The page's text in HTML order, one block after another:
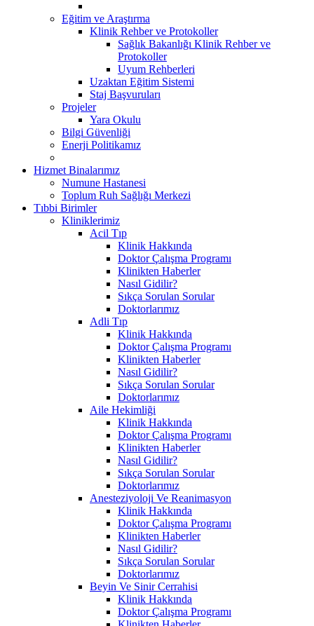
Eğitim ve Araştırma
Klinik Rehber ve Protokoller
Sağlık Bakanlığı Klinik Rehber ve
Protokoller
Uyum Rehberleri
Uzaktan Eğitim Sistemi
Staj Başvuruları
Projeler
Yara Okulu
Bilgi Güvenliği
Enerji Politikamız
Hizmet Binalarımız
Numune Hastanesi
Toplum Ruh Sağlığı Merkezi
Tıbbi Birimler
Kliniklerimiz
Acil Tıp
Klinik Hakkında
Doktor Çalışma Programı
Klinikten Haberler
Nasıl Gidilir?
Sıkça Sorulan Sorular
Doktorlarımız
Adli Tıp
Klinik Hakkında
Doktor Çalışma Programı
Klinikten Haberler
Nasıl Gidilir?
Sıkça Sorulan Sorular
Doktorlarımız
Aile Hekimliği
Klinik Hakkında
Doktor Çalışma Programı
Klinikten Haberler
Nasıl Gidilir?
Sıkça Sorulan Sorular
Doktorlarımız
Anesteziyoloji Ve Reanimasyon
Klinik Hakkında
Doktor Çalışma Programı
Klinikten Haberler
Nasıl Gidilir?
Sıkça Sorulan Sorular
Doktorlarımız
Beyin Ve Sinir Cerrahisi
Klinik Hakkında
Doktor Çalışma Programı